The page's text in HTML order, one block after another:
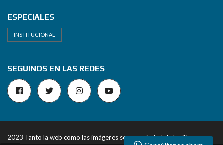
ESPECIALES
INSTITUCIONAL
SEGUINOS EN LAS REDES
2023 Tanto la web como las imágenes son propiedad de Emiliano